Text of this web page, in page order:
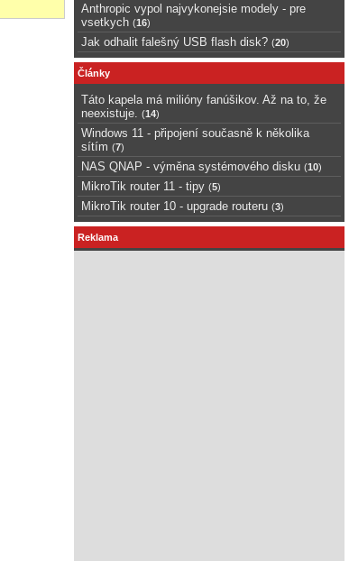
Anthropic vypol najvykonejsie modely - pre
vsetkych (16)
Jak odhalit falešný USB flash disk? (20)
Články
Táto kapela má milióny fanúšikov. Až na to, že
neexistuje.
(14)
Windows 11 - připojení současně k několika
sítím (7)
NAS QNAP - výměna systémového disku (10)
MikroTik router 11 - tipy (5)
MikroTik router 10 - upgrade routeru (3)
Reklama